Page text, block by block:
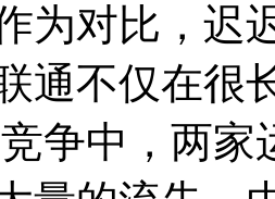
为对比，迟
通不仅在很
争中，两家